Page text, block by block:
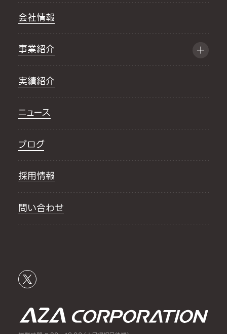
会社情報
事業紹介
実績紹介
ニュース
ブログ
採用情報
問い合わせ